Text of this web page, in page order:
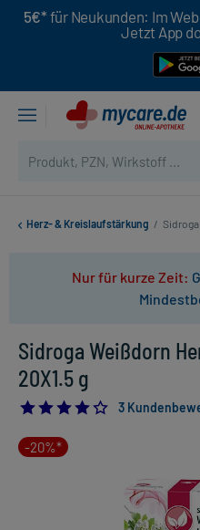
5€* für Neukunden: Im
Jetzt App
Herz- & Kreislaufstärkung /
Nur für kurze Zeit:
Sidroga Weißdorn
20X1.5 g
4.0
3
-20%*